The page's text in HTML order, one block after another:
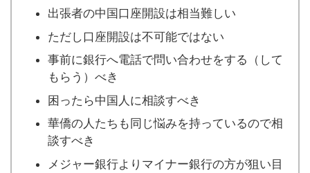
出張者の中国口座開設は相当難しい
ただし口座開設は不可能ではない
事前に銀行へ電話で問い合わせをする（して
もらう）べき
困ったら中国人に相談すべき
華僑の人たちも同じ悩みを持っているので相
談すべき
メジャー銀行よりマイナー銀行の方が狙い目